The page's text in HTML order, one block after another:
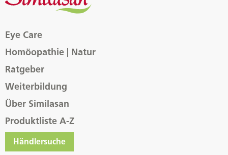
Eye Care
Homöopathie | Natur
Ratgeber
Weiterbildung
Über Similasan
Produktliste A-Z
Händlersuche